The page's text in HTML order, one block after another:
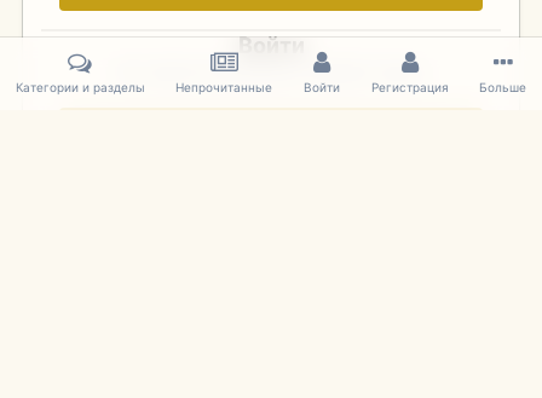
Войти
Уже зарегистрированы? Войдите здесь.
Категории и разделы Непрочитанные Войти Регистрация Больше